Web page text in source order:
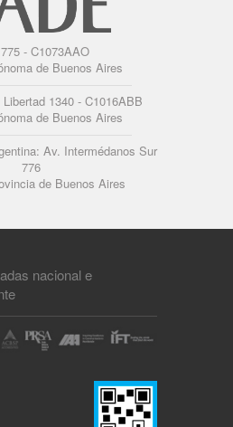
- C1073AAO
de Buenos Aires
1340 - C1016ABB
de Buenos Aires
Av. Intermédanos Sur
776
de Buenos Aires
nacional e